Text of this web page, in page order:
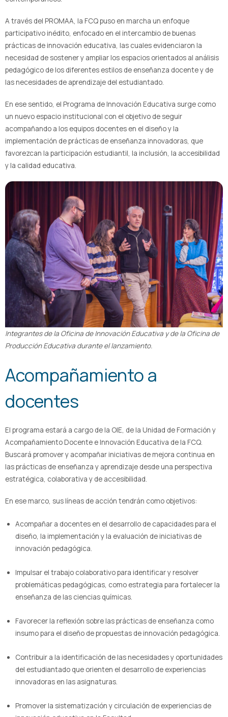
A través del PROMAA, la FCQ puso en marcha un enfoque
participativo inédito, enfocado en el intercambio de buenas
prácticas de innovación educativa, las cuales evidenciaron la
necesidad de sostener y ampliar los espacios orientados al análisis
pedagógico de los diferentes estilos de enseñanza docente y de
las necesidades de aprendizaje del estudiantado.
En ese sentido, el Programa de Innovación Educativa surge como
un nuevo espacio institucional con el objetivo de seguir
acompañando a los equipos docentes en el diseño y la
implementación de prácticas de enseñanza innovadoras, que
favorezcan la participación estudiantil, la inclusión, la accesibilidad
y la calidad educativa.
Integrantes de la Oficina de Innovación Educativa y de la Oficina de
Producción Educativa durante el lanzamiento.
Acompañamiento a
docentes
El programa estará a cargo de la OIE, de la Unidad de Formación y
Acompañamiento Docente e Innovación Educativa de la FCQ.
Buscará promover y acompañar iniciativas de mejora continua en
las prácticas de enseñanza y aprendizaje desde una perspectiva
estratégica, colaborativa y de accesibilidad.
En ese marco, sus líneas de acción tendrán como objetivos:
Acompañar a docentes en el desarrollo de capacidades para el
diseño, la implementación y la evaluación de iniciativas de
innovación pedagógica.
Impulsar el trabajo colaborativo para identificar y resolver
problemáticas pedagógicas, como estrategia para fortalecer la
enseñanza de las ciencias químicas.
Favorecer la reflexión sobre las prácticas de enseñanza como
insumo para el diseño de propuestas de innovación pedagógica.
Contribuir a la identificación de las necesidades y oportunidades
del estudiantado que orienten el desarrollo de experiencias
innovadoras en las asignaturas.
Promover la sistematización y circulación de experiencias de